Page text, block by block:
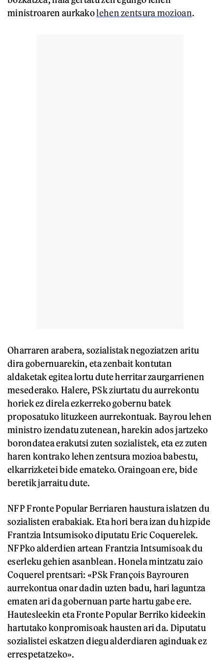
ministroaren aurkakolehen zentsura mozioan.
Oharraren arabera, sozialistak negoziatzen aritu
dira gobernuarekin, eta zenbait kontutan
aldaketak egitea lortu dute herritar zaurgarrienen
mesederako. Halere, PSk ziurtatu du aurrekontu
horiek ez direla ezkerreko gobernu batek
proposatuko lituzkeen aurrekontuak. Bayrou lehen
ministro izendatu zutenean, harekin ados jartzeko
borondatea erakutsi zuten sozialistek, eta ez zuten
haren kontrako lehen zentsura mozioa babestu,
elkarrizketei bide emateko. Oraingoan ere, bide
beretik jarraitu dute.
NFP Fronte Popular Berriaren haustura islatzen du
sozialisten erabakiak. Eta hori bera izan du hizpide
Frantzia Intsumisoko diputatu Eric Coquerelek.
NFPko alderdien artean Frantzia Intsumisoak du
eserleku gehien asanblean. Honela mintzatu zaio
Coquerel prentsari: «PSk François Bayrouren
aurrekontua onar dadin uzten badu, hari laguntza
ematen ari da gobernuan parte hartu gabe ere.
Hautesleekin eta Fronte Popular Berriko kideekin
hartutako konpromisoak hausten ari da. Diputatu
sozialistei eskatzen diegu alderdiaren aginduak ez
errespetatzeko».